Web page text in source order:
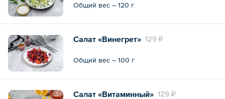
Общий вес – 120 г
129 ₽
Салат «Винегрет»
Общий вес – 100 г
129 ₽
Салат «Витаминный»